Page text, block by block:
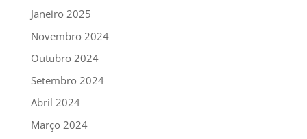
Janeiro 2025
Novembro 2024
Outubro 2024
Setembro 2024
Abril 2024
Março 2024